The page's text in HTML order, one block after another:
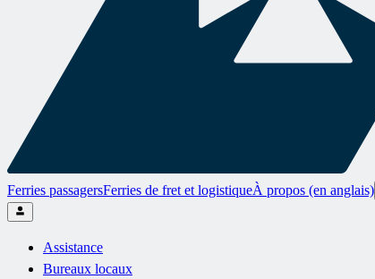
Ferries passagersFerries de fret et logistiqueÀ propos (en anglais)
Assistance
Bureaux locaux